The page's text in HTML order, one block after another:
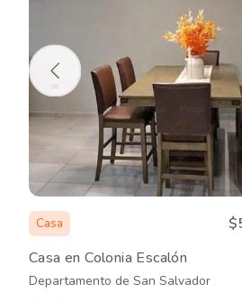
Casa
Casa en Colonia Escalón
Departamento de San Salvador